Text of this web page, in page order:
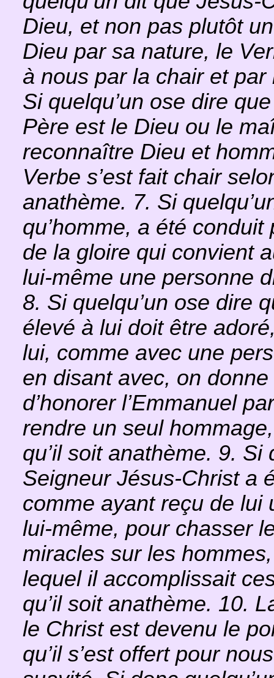
Dieu, et non pas plutôt
Dieu par sa nature, le
à nous par la chair et par
Si quelqu’un ose dire
Père est le Dieu ou le
reconnaître Dieu et
Verbe s’est fait chair
anathème. 7. Si
qu’homme, a été
de la gloire qui convient
lui-même une personne
8. Si quelqu’un ose dire
élevé à lui doit être
lui, comme avec une
en disant avec, on
d’honorer l’Emmanuel
rendre un seul
qu’il soit anathème. 9. Si
Seigneur Jésus-Christ a
comme ayant reçu de lui
lui-même, pour chasser
miracles sur les
lequel il accomplissait
qu’il soit anathème. 10.
le Christ est devenu le
qu’il s’est offert pour